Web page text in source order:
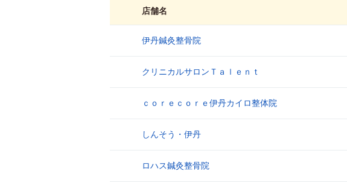
店舗名
伊丹鍼灸整骨院
クリニカルサロンＴａｌｅｎｔ
ｃｏｒｅｃｏｒｅ伊丹カイロ整体院
しんそう・伊丹
ロハス鍼灸整骨院